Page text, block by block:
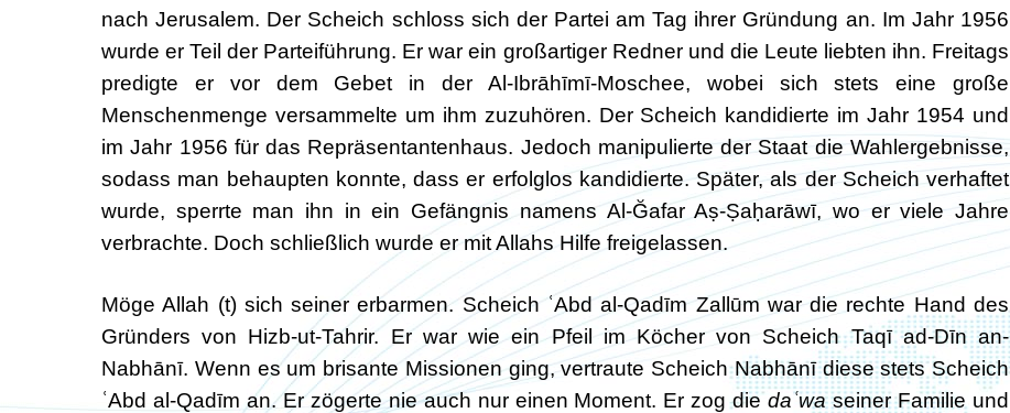
nach Jerusalem. Der Scheich schloss sich der Partei am Tag ihrer Gründung an. Im Jahr 1956
wurde er Teil der Parteiführung. Er war ein großartiger Redner und die Leute liebten ihn. Freitags
predigte er vor dem Gebet in der Al-Ibrāhīmī-Moschee, wobei sich stets eine große
Menschenmenge versammelte um ihm zuzuhören. Der Scheich kandidierte im Jahr 1954 und
im Jahr 1956 für das Repräsentantenhaus. Jedoch manipulierte der Staat die Wahlergebnisse,
sodass man behaupten konnte, dass er erfolglos kandidierte. Später, als der Scheich verhaftet
wurde, sperrte man ihn in ein Gefängnis namens Al-Ğafar Aṣ-Ṣaḥarāwī, wo er viele Jahre
verbrachte. Doch schließlich wurde er mit Allahs Hilfe freigelassen.
Möge Allah (t) sich seiner erbarmen. Scheich ʿAbd al-Qadīm Zallūm war die rechte Hand des
Gründers von Hizb-ut-Tahrir. Er war wie ein Pfeil im Köcher von Scheich Taqī ad-Dīn an-
Nabhānī. Wenn es um brisante Missionen ging, vertraute Scheich Nabhānī diese stets Scheich
ʿAbd al-Qadīm an. Er zögerte nie auch nur einen Moment. Er zog diedaʿwaseiner Familie und